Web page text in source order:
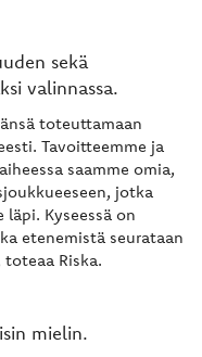
sekä
valinnassa.
toteuttamaan
Tavoitteemme ja
saamme omia,
jotka
Kyseessä on
etenemistä seurataan
Riska.
mielin.